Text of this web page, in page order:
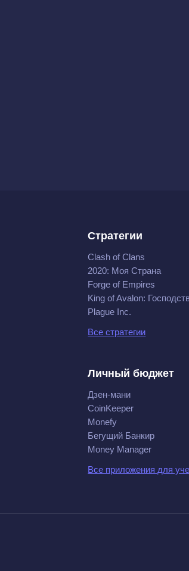
Стратегии
Clash of Clans
2020: Моя Cтрана
Forge of Empires
King of Avalon:
Plague Inc.
Все стратегии
Личный бюджет
Дзен-мани
CoinKeeper
Monefy
Бегущий Банкир
Money Manager
Все приложения для